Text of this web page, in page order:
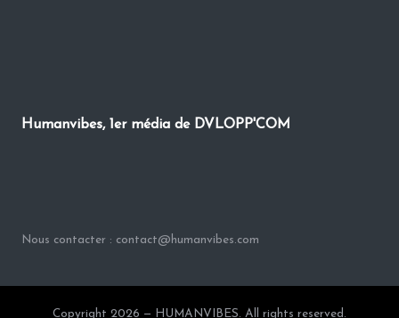
Humanvibes, 1er média de DVLOPP'COM
Nous contacter : contact@humanvibes.com
Copyright 2026 — HUMANVIBES. All rights reserved.